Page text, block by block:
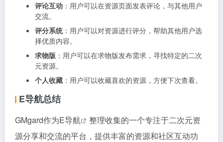
评论互动 ：用户可以在资源页面发表评论，与其他用户
交流。
评分系统：用户可以对资源进行评分，帮助其他用户选
择优质内容。
求物版 ：用户可以在求物版发布需求，寻找特定的二次
元资源。
个人收藏 ：用户可以收藏喜欢的资源，方便下次查看。
E导航总结
GMgard作为E导航
整理收集的一个专注于二次元资
源分享和交流的平台，提供丰富的资源和社区互动功